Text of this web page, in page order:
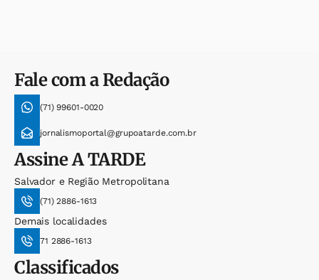
Fale com a Redação
(71) 99601-0020
jornalismoportal@grupoatarde.com.br
AssineA TARDE
Salvador e Região Metropolitana
(71) 2886-1613
Demais localidades
71 2886-1613
Classificados